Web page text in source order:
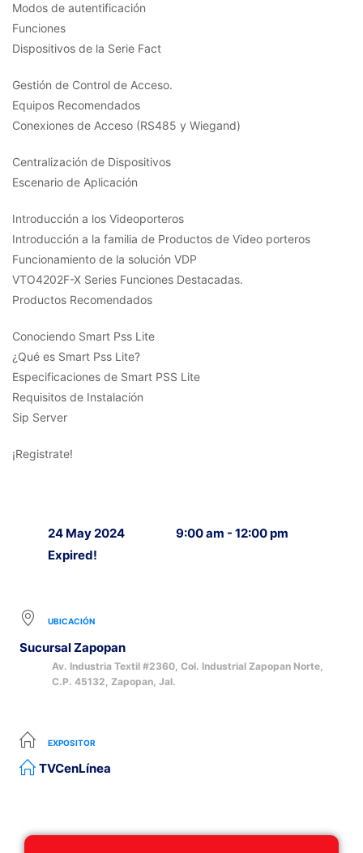
Modos de autentificación
Funciones
Dispositivos de la Serie Fact
Gestión de Control de Acceso.
Equipos Recomendados
Conexiones de Acceso (RS485 y Wiegand)
Centralización de Dispositivos
Escenario de Aplicación
Introducción a los Videoporteros
Introducción a la familia de Productos de Video porteros
Funcionamiento de la solución VDP
VTO4202F-X Series Funciones Destacadas.
Productos Recomendados
Conociendo Smart Pss Lite
¿Qué es Smart Pss Lite?
Especificaciones de Smart PSS Lite
Requisitos de Instalación
Sip Server
¡Registrate!
24 May 2024
Expired!
9:00 am - 12:00 pm
UBICACIÓN
Sucursal Zapopan
Av. Industria Textil #2360, Col. Industrial Zapopan Norte,
C.P. 45132, Zapopan, Jal.
EXPOSITOR
TVCenLínea